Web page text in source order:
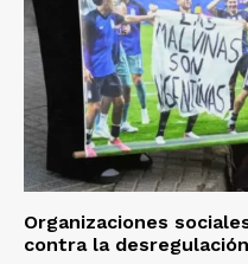
Organizaciones
contra la